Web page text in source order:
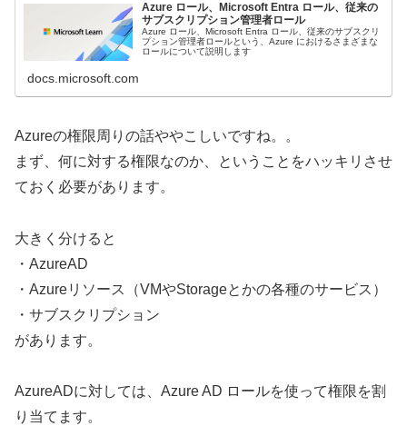
Azure ロール、Microsoft Entra ロール、従来の
サブスクリプション管理者ロール
Azure ロール、Microsoft Entra ロール、従来のサブスクリ
プション管理者ロールという、Azure におけるさまざまな
ロールについて説明します
docs.microsoft.com
Azureの権限周りの話ややこしいですね。。
まず、何に対する権限なのか、ということをハッキリさせ
ておく必要があります。
大きく分けると
・AzureAD
・Azureリソース（VMやStorageとかの各種のサービス）
・サブスクリプション
があります。
AzureADに対しては、Azure AD ロールを使って権限を割
り当てます。